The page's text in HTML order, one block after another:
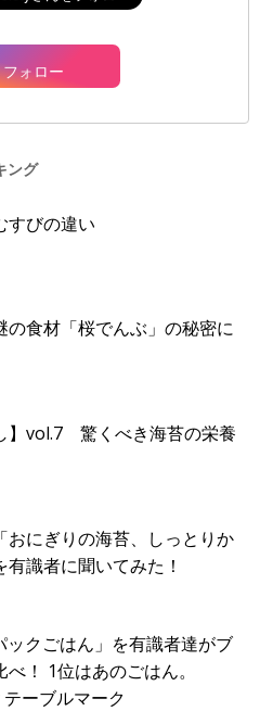
フォロー
ング
すびの違い
の食材「桜でんぶ」の秘密に
】vol.7 驚くべき海苔の栄養
おにぎりの海苔、しっとりか
識者に聞いてみた！
ックごはん」を有識者達がブ
！ 1位はあのごはん。
ーブルマーク